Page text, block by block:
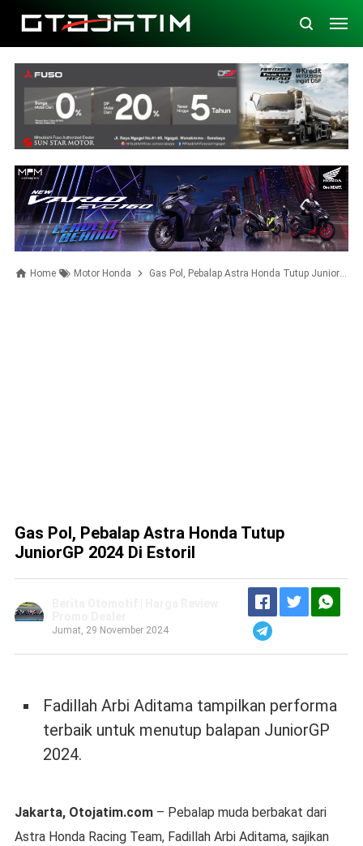
Home Motor Honda Gas Pol, Pebalap Astra Honda Tutup JuniorGP 2024 di Estoril
Gas Pol, Pebalap Astra Honda Tutup
JuniorGP 2024 Di Estoril
Jumat, 29 November 2024
Fadillah Arbi Aditama tampilkan performa
terbaik untuk menutup balapan JuniorGP
2024.
Jakarta, Otojatim.com– Pebalap muda berbakat dari
Astra Honda Racing Team, Fadillah Arbi Aditama, sajikan